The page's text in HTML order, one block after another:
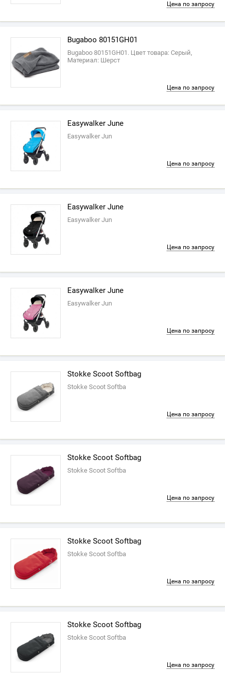
Цена по запросу
Bugaboo 80151GH01
Bugaboo 80151GH01. Цвет товара: Серый,
Материал: Шерст
Цена по запросу
Easywalker June
Easywalker Jun
Цена по запросу
Easywalker June
Easywalker Jun
Цена по запросу
Easywalker June
Easywalker Jun
Цена по запросу
Stokke Scoot Softbag
Stokke Scoot Softba
Цена по запросу
Stokke Scoot Softbag
Stokke Scoot Softba
Цена по запросу
Stokke Scoot Softbag
Stokke Scoot Softba
Цена по запросу
Stokke Scoot Softbag
Stokke Scoot Softba
Цена по запросу